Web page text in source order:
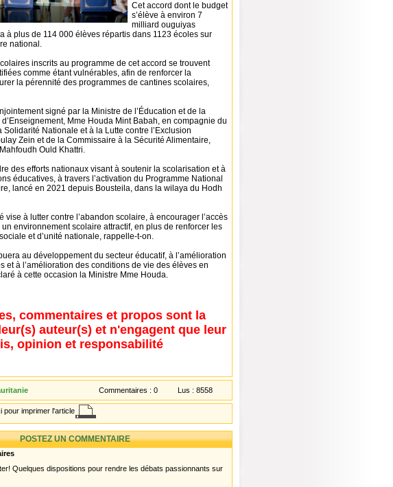
Cet accord dont le budget
s’élève à environ 7
milliard ouguiyas
à plus de 114 000 élèves répartis dans 1123 écoles sur
national.
inscrits au programme de cet accord se trouvent
comme étant vulnérables, afin de renforcer la
la pérennité des programmes de cantines scolaires,
signé par la Ministre de l’Éducation et de la
Mme Houda Mint Babah, en compagnie du
Solidarité Nationale et à la Lutte contre l’Exclusion
Zein et de la Commissaire à la Sécurité Alimentaire,
Ould Khattri.
des efforts nationaux visant à soutenir la scolarisation et à
éducatives, à travers l’activation du Programme National
lancé en 2021 depuis Bousteila, dans la wilaya du Hodh
vise à lutter contre l’abandon scolaire, à encourager l’accès
un environnement scolaire attractif, en plus de renforcer les
et d’unité nationale, rappelle-t-on.
au développement du secteur éducatif, à l’amélioration
et à l’amélioration des conditions de vie des élèves en
à cette occasion la Ministre Mme Houda.
commentaires et propos sont la
auteur(s) et n'engagent que leur
opinion et responsabilité
Commentaires : 0 Lus : 8558
pour imprimer l'article
POSTEZ UN COMMENTAIRE
Quelques dispositions pour rendre les débats passionnants sur